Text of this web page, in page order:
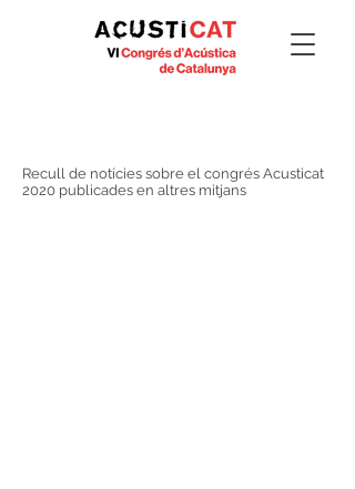
Recull de notícies sobre el congrés Acusticat
2020 publicades en altres mitjans